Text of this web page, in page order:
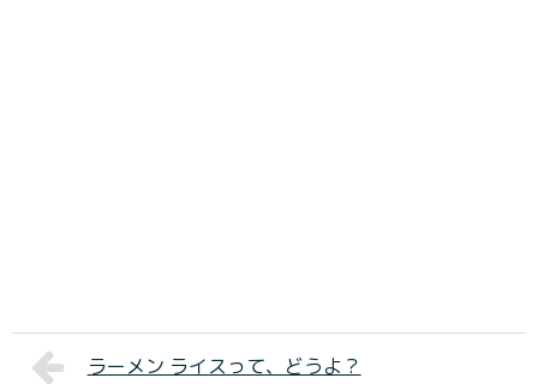
ラーメン ライスって、どうよ？